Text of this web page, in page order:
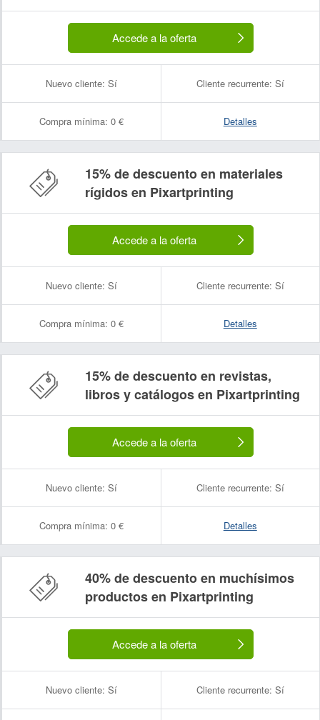
Accede a la oferta
Nuevo cliente: Sí Cliente recurrente: Sí
Compra mínima: 0 € Detalles
15% de descuento en materiales
rígidos en Pixartprinting
Accede a la oferta
Nuevo cliente: Sí Cliente recurrente: Sí
Compra mínima: 0 € Detalles
15% de descuento en revistas,
libros y catálogos en Pixartprinting
Accede a la oferta
Nuevo cliente: Sí Cliente recurrente: Sí
Compra mínima: 0 € Detalles
40% de descuento en muchísimos
productos en Pixartprinting
Accede a la oferta
Nuevo cliente: Sí Cliente recurrente: Sí